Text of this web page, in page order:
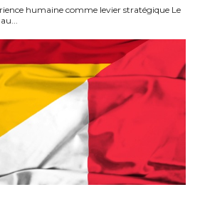
humaine comme levier stratégique Le